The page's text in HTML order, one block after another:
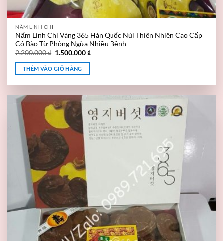
NẤM LINH CHI
Nấm Linh Chi Vàng 365 Hàn Quốc Núi Thiên Nhiên Cao Cấp
Có Bào Từ Phòng Ngừa Nhiều Bệnh
2.200.000₫ 1.500.000₫
THÊM VÀO GIỎ HÀNG